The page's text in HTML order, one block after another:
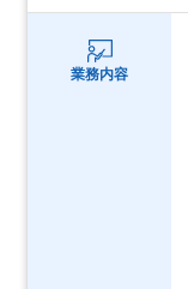
業務内容